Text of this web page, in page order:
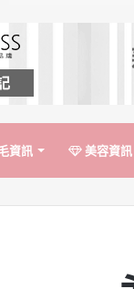
資訊 美容資訊